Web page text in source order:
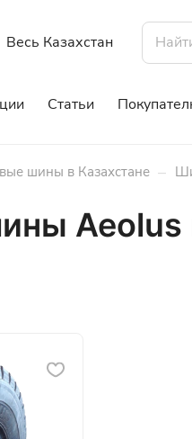
Весь Казахстан
Статьи
шины в Казахстане –
Aeolus